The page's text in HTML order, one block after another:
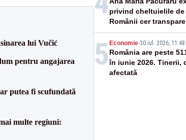
lui Vučić
pentru angajarea
putea fi scufundată
multe regiuni:
privind cheltuielile de
Românii cer
un echilibru între
5 Economie-30 iul. 2026, 11:48
România are peste
în iunie 2026. Tinerii,
afectată